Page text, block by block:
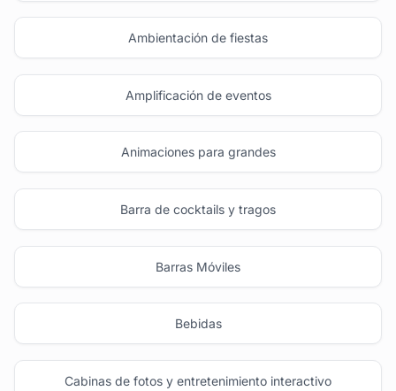
Ambientación de fiestas
Amplificación de eventos
Animaciones para grandes
Barra de cocktails y tragos
Barras Móviles
Bebidas
Cabinas de fotos y entretenimiento interactivo